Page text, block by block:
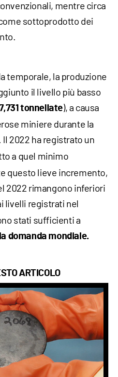
mentre circa
sottoprodotto dei
temporale, la produzione
il livello più basso
tonnellate), a causa
miniere durante la
Il 2022 ha registrato un
a quel minimo
questo lieve incremento,
2022 rimangono inferiori
livelli registrati nel
stati sufficienti a
domanda mondiale.
ARTICOLO